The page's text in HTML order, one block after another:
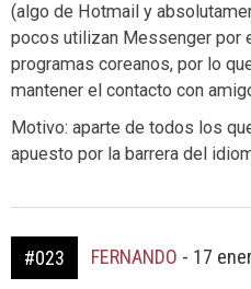
(algo de Hotmail y
pocos utilizan Messenger por
programas coreanos, por lo
mantener el contacto con
Motivo: aparte de todos los
apuesto por la barrera del
#023 FERNANDO - 17